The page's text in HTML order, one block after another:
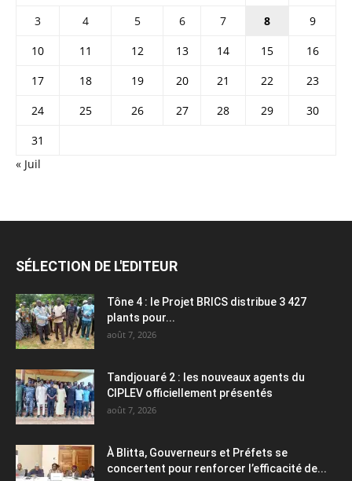
3
4 5 6 7 8
9
10
11 12 13 14 15
16
17
18 19 20 21 22
23
24
25 26 27 28 29
30
31
« Juil
SÉLECTION DE L'EDITEUR
Tône 4 : le Projet BRICS distribue 3 427
plants pour...
août 7, 2026
Tandjouaré 2 : les nouveaux agents du
CIPLEV officiellement présentés
août 7, 2026
À Blitta, Gouverneurs et Préfets se
concertent pour renforcer l’efficacité de...